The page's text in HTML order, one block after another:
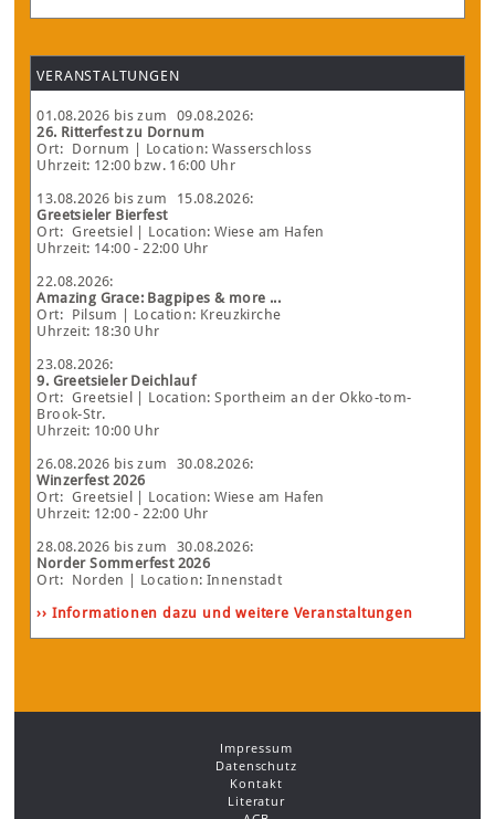
VERANSTALTUNGEN
01.08.2026 bis zum 09.08.2026:
26. Ritterfest zu Dornum
Ort: Dornum
| Location: Wasserschloss
Uhrzeit: 12:00 bzw. 16:00 Uhr
13.08.2026 bis zum 15.08.2026:
Greetsieler Bierfest
Ort: Greetsiel
| Location: Wiese am Hafen
Uhrzeit: 14:00 - 22:00 Uhr
22.08.2026:
Amazing Grace: Bagpipes & more ...
Ort: Pilsum
| Location: Kreuzkirche
Uhrzeit: 18:30 Uhr
23.08.2026:
9. Greetsieler Deichlauf
Ort: Greetsiel
| Location: Sportheim an der Okko-tom-
Brook-Str.
Uhrzeit: 10:00 Uhr
26.08.2026 bis zum 30.08.2026:
Winzerfest 2026
Ort: Greetsiel
| Location: Wiese am Hafen
Uhrzeit: 12:00 - 22:00 Uhr
28.08.2026 bis zum 30.08.2026:
Norder Sommerfest 2026
Ort: Norden
| Location: Innenstadt
›› Informationen dazu und weitere Veranstaltungen
Impressum
Datenschutz
Kontakt
Literatur